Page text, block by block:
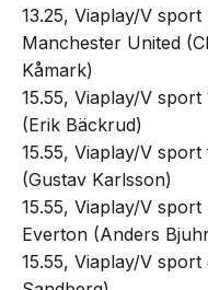
13.25, Viaplay/V
Manchester United
Kåmark)
15.55, Viaplay/V
(Erik Bäckrud)
15.55, Viaplay/V
(Gustav Karlsson)
15.55, Viaplay/V
Everton (Anders
15.55, Viaplay/V